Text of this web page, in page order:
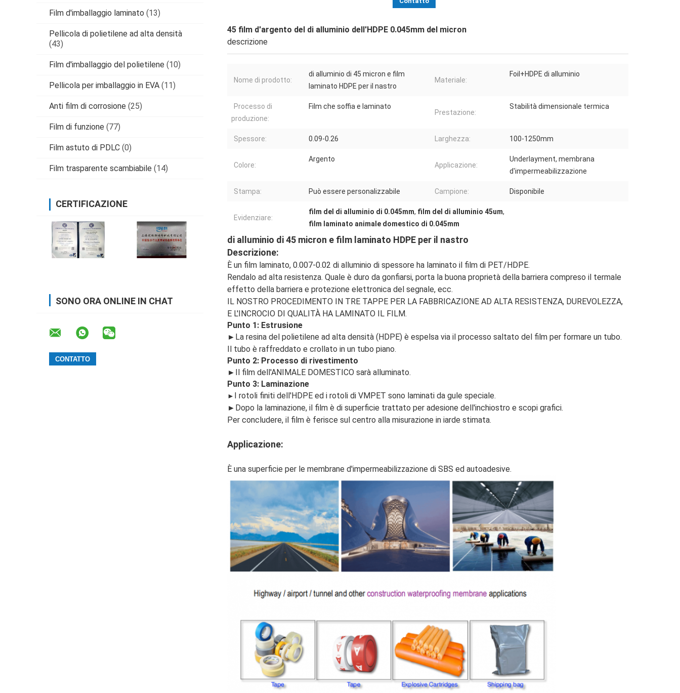
Film d'imballaggio laminato (13)
Pellicola di polietilene ad alta densità
(43)
Film d'imballaggio del polietilene (10)
Pellicola per imballaggio in EVA (11)
Anti film di corrosione (25)
Film di funzione (77)
Film astuto di PDLC (0)
Film trasparente scambiabile (14)
CERTIFICAZIONE
SONO ORA ONLINE IN CHAT
45 film d'argento del di alluminio dell'HDPE 0.045mm del micron
descrizione
Nome di prodotto:
di alluminio di 45 micron e film
laminato HDPE per il nastro
Materiale:
Foil+HDPE di alluminio
Processo di
produzione:
Film che soffia e laminato
Prestazione:
Stabilità dimensionale termica
Spessore: 0.09-0.26 Larghezza: 100-1250mm
Colore:
Argento
Applicazione:
Underlayment, membrana
d'impermeabilizzazione
Stampa: Può essere personalizzabile Campione: Disponibile
Evidenziare:
film del di alluminio di 0.045mm, film del di alluminio 45um,
film laminato animale domestico di 0.045mm
di alluminio di 45 micron e film laminato HDPE per il nastro
Descrizione:
È un film laminato, 0.007-0.02 di alluminio di spessore ha laminato il film di PET/HDPE.
Rendalo ad alta resistenza. Quale è duro da gonfiarsi, porta la buona proprietà della barriera compreso il termale
effetto della barriera e protezione elettronica del segnale, ecc.
IL NOSTRO PROCEDIMENTO IN TRE TAPPE PER LA FABBRICAZIONE AD ALTA RESISTENZA, DUREVOLEZZA,
E L'INCROCIO DI QUALITÀ HA LAMINATO IL FILM.
Punto 1: Estrusione
► La resina del polietilene ad alta densità (HDPE) è espelsa via il processo saltato del film per formare un tubo.
Il tubo è raffreddato e crollato in un tubo piano.
Punto 2: Processo di rivestimento
►
Il film dell'ANIMALE DOMESTICO sarà alluminato.
Punto 3: Laminazione
►
I rotoli finiti dell'HDPE ed i rotoli di VMPET sono laminati da gule speciale.
►Dopo la laminazione, il film è di superficie trattato per adesione dell'inchiostro e scopi grafici.
Per concludere, il film è ferisce sul centro alla misurazione in iarde stimata.
Applicazione:
È una superficie per le membrane d'impermeabilizzazione di SBS ed autoadesive.